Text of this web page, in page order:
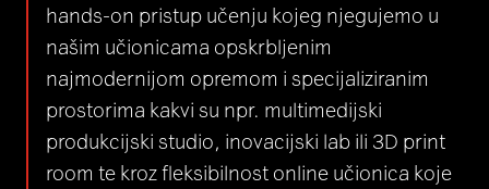
hands-on pristup učenju kojeg njegujemo u
našim učionicama opskrbljenim
najmodernijom opremom i specijaliziranim
prostorima kakvi su npr. multimedijski
produkcijski studio, inovacijski lab ili 3D print
room te kroz fleksibilnost online učionica koje